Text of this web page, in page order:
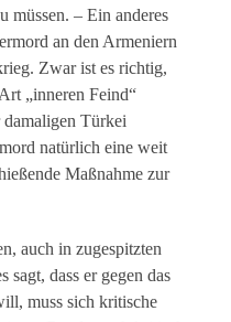
müssen. – Ein anderes
an den Armeniern
Zwar ist es richtig,
„inneren Feind“
damaligen Türkei
natürlich eine weit
Maßnahme zur
auch in zugespitzten
sagt, dass er gegen das
muss sich kritische